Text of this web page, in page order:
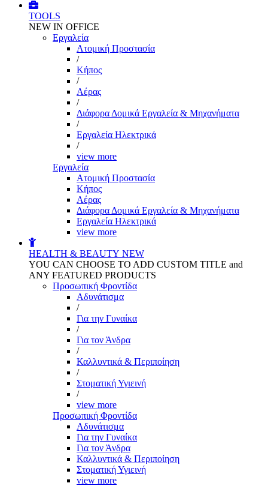
TOOLS
NEW IN OFFICE
Εργαλεία
Aτομική Προστασία
/
Kήπος
/
Αέρας
/
Διάφορα Δομικά Εργαλεία & Μηχανήματα
/
Εργαλεία Ηλεκτρικά
/
view more
Εργαλεία
Aτομική Προστασία
Kήπος
Αέρας
Διάφορα Δομικά Εργαλεία & Μηχανήματα
Εργαλεία Ηλεκτρικά
view more
HEALTH & BEAUTY NEW
YOU CAN CHOOSE TO ADD CUSTOM TITLE and
ANY FEATURED PRODUCTS
Προσωπική Φροντίδα
Αδυνάτισμα
/
Για την Γυναίκα
/
Για τον Άνδρα
/
Καλλυντικά & Περιποίηση
/
Στοματική Υγιεινή
/
view more
Προσωπική Φροντίδα
Αδυνάτισμα
Για την Γυναίκα
Για τον Άνδρα
Καλλυντικά & Περιποίηση
Στοματική Υγιεινή
view more